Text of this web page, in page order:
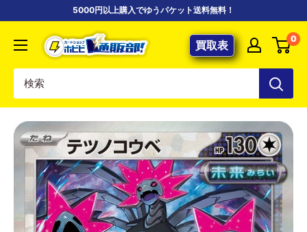
5000円以上購入でゆうパケット送料無料！
【ポ
ケ
専
門
店】
カ
ー
ド
シ
ョ
買取表 0